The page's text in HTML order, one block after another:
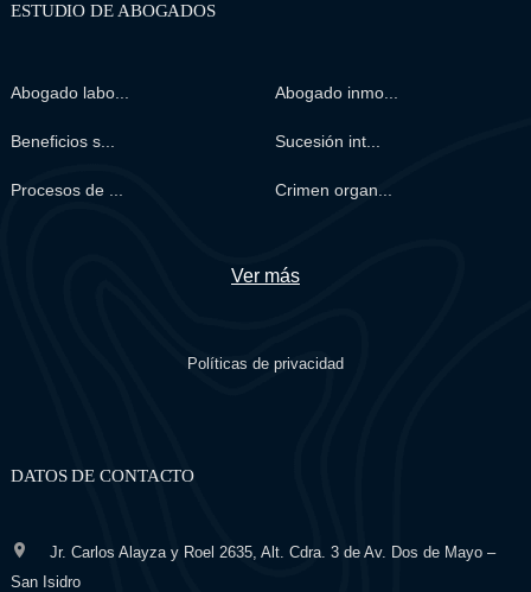
ESTUDIO DE ABOGADOS
Abogado labo... Abogado inmo...
Beneficios s... Sucesión int...
Procesos de ... Crimen organ...
Ver más
Políticas de privacidad
DATOS DE CONTACTO
Jr. Carlos Alayza y Roel 2635, Alt. Cdra. 3 de Av. Dos de Mayo –
San Isidro